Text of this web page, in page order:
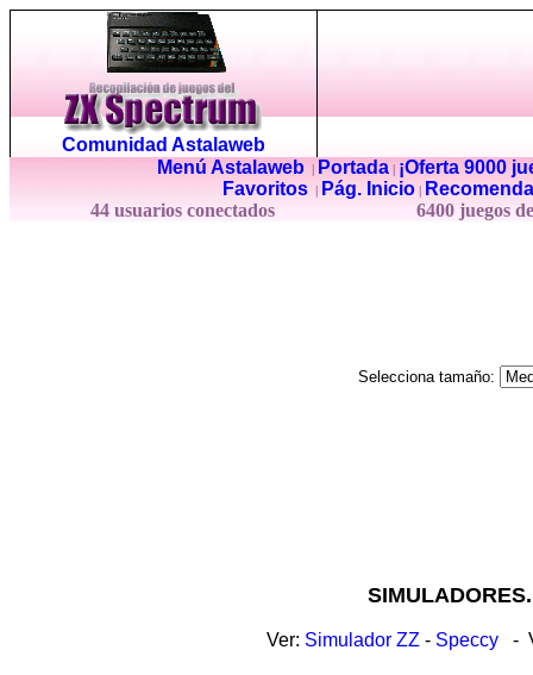
Comunidad Astalaweb
Menú Astalaweb| Portada|
¡Oferta 9000
Favoritos
Pág. Inicio
44 usuarios conectados
6400 juegos
Selecciona tamaño:
Ver: Simulador ZZ - Speccy -